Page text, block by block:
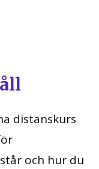
distanskurs
och hur du